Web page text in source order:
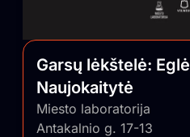
Garsų lėkštelė: Eglė
Naujokaitytė
Miesto laboratorija
Antakalnio g. 17-13